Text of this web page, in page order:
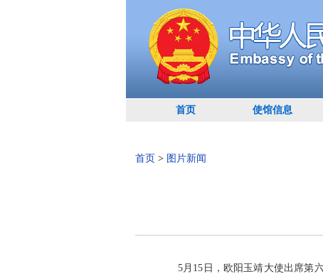
首页 使馆信息
首页 > 图片新闻
5月15日，欧阳玉靖大使出席第